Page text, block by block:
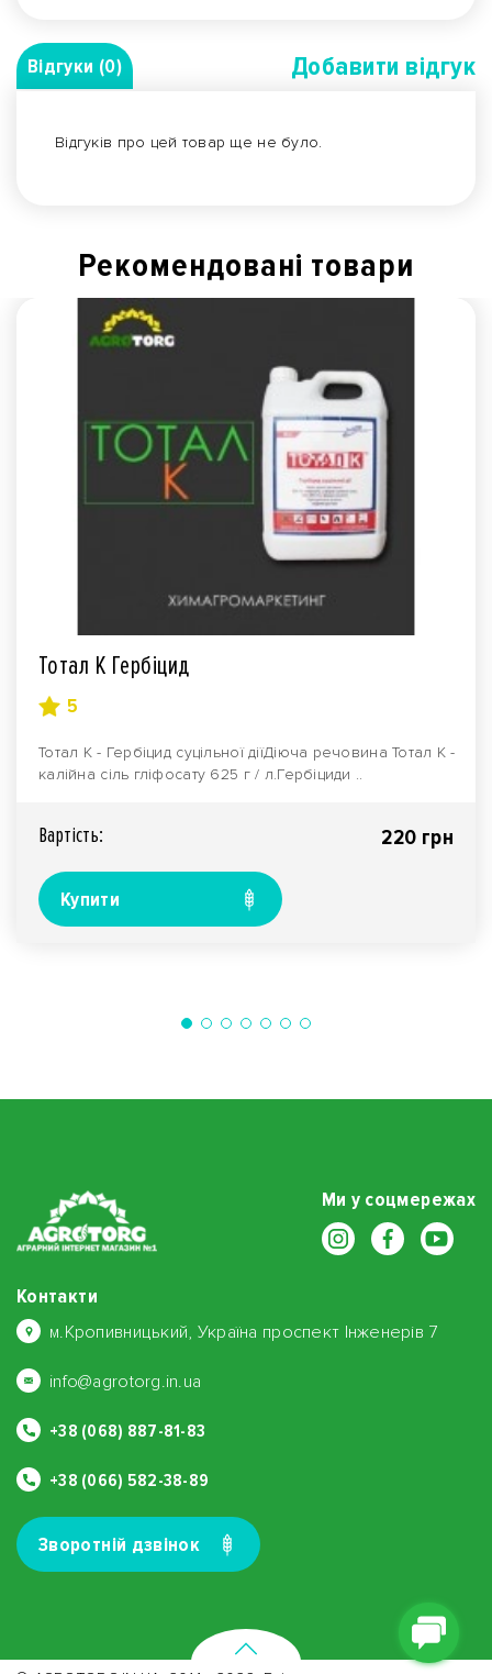
Відгуки (0) Добавити вiдгук
Відгуків про цей товар ще не було.
Рекомендованi товари
Тотал К Гербіцид
5
Тотал К - Гербіцид суцільної діїДіюча речовина Тотал К -
калійна сіль гліфосату 625 г / л.Гербіциди ..
Вартiсть: 220 грн
Купити
Ми у соцмережах
Контакти
м.Кропивницький, Україна проспект Інженерів 7
info@agrotorg.in.ua
+38 (068) 887-81-83
+38 (066) 582-38-89
Зворотнiй дзвiнок